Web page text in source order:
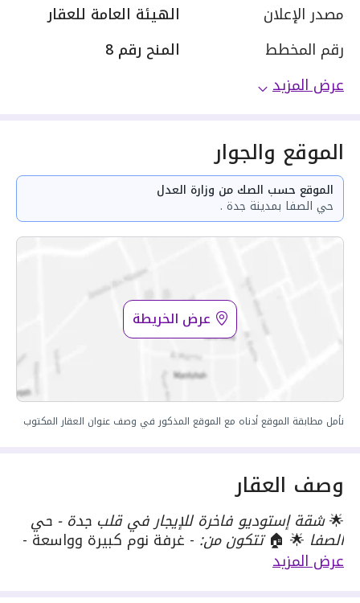
مصدر الإعلان
الهيئة العامة للعقار
رقم المخطط
المنح رقم 8
عرض المزيد
الموقع والجوار
الموقع حسب الصك من وزارة العدل
حي الصفا بمدينة جدة .
عرض الخريطة
نأمل مطابقة الموقع أدناه مع الموقع المذكور في وصف عنوان العقار المكتوب
وصف العقار
🌟شقة إستوديو فاخرة للإيجار في قلب جدة - حي
الصفا 🌟 🏠تتكون من: - غرفة نوم كبيرة وواسعة -
مطبخ راكب ومجهز 🍳 - دورة مياه - موقف سيارات
متوفر 🚗 📍
عرض المزيد